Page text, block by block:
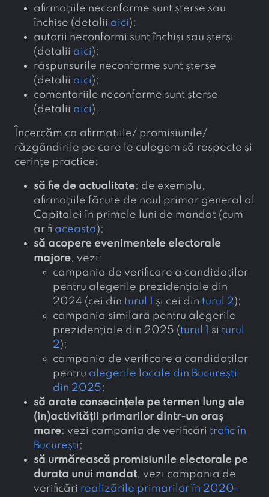
afirmațiile neconforme sunt șterse sau
închise (detalii aici );
autorii neconformi sunt închiși sau șterși
(detalii aici );
răspunsurile neconforme sunt șterse
(detalii aici );
comentariile neconforme sunt șterse
(detalii aici ).
Încercăm ca afirmațiile/ promisiunile/
răzgândirile pe care le culegem să respecte și
cerințe practice:
să fie de actualitate: de exemplu,
afirmațiile făcute de noul primar general al
Capitalei în primele luni de mandat (cum
ar fi aceasta );
să acopere evenimentele electorale
majore, vezi:
campania de verificare a candidaților
pentru alegerile prezidențiale din
2024 (cei din turul 1 și cei din turul 2);
campania similară pentru alegerile
prezidențiale din 2025 (turul 1 și turul
2);
campania de verificare a candidaților
pentru alegerile locale din București
din 2025;
să arate consecințele pe termen lung ale
(in)activității primarilor dintr-un oraș
mare: vezi campania de verificări trafic în
București ;
să urmărească promisiunile electorale pe
durata unui mandat, vezi campania de
verificări realizările primarilor în 2020-